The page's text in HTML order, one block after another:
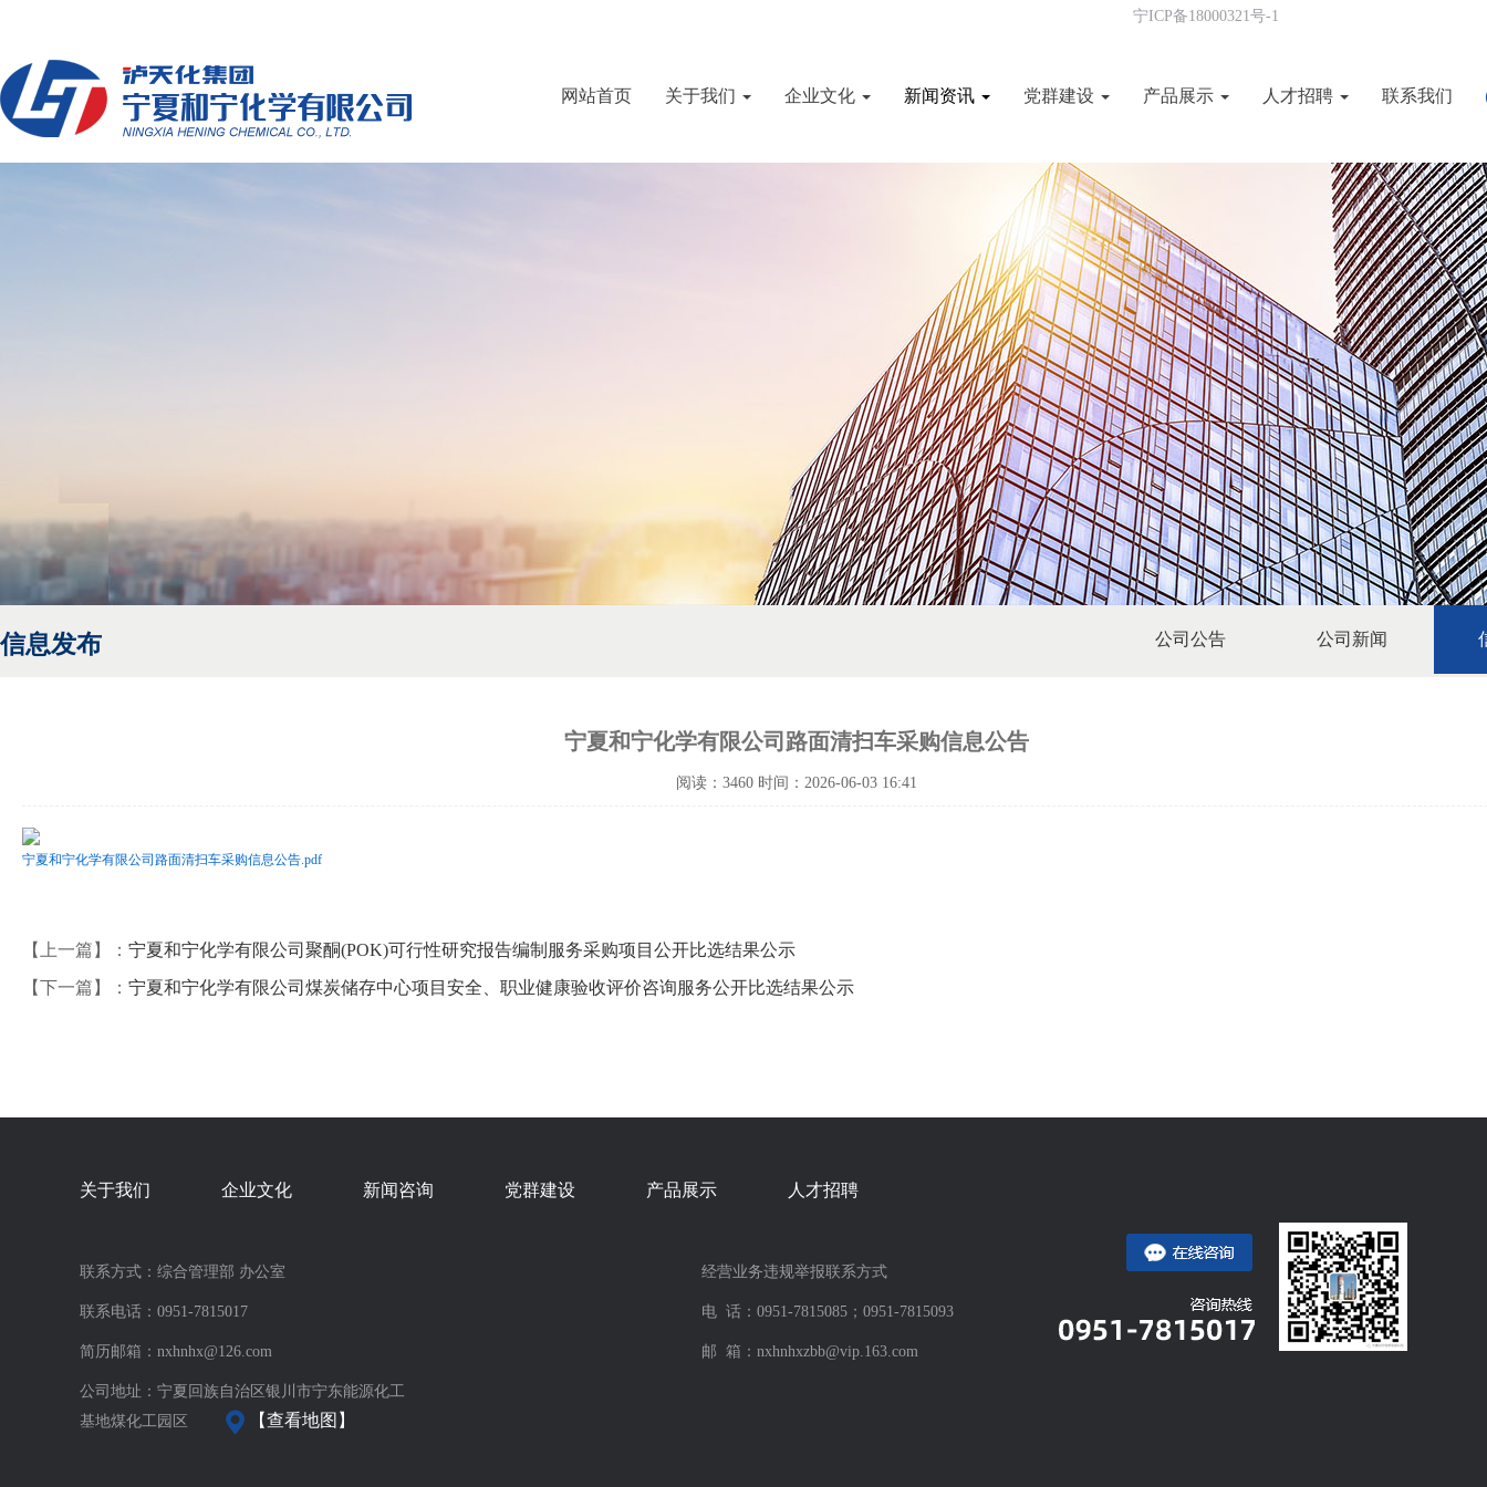
宁ICP备18000321号-1
网站首页 关于我们 企业文化 新闻资讯 党群建设 产品展示 人才招聘 联系我们
信息发布 公司公告 公司新闻
宁夏和宁化学有限公司路面清扫车采购信息公告
阅读：3460 时间：2026-06-03 16:41
宁夏和宁化学有限公司路面清扫车采购信息公告.pdf
【上一篇】： 宁夏和宁化学有限公司聚酮(POK)可行性研究报告编制服务采购项目公开比选结果公示
【下一篇】： 宁夏和宁化学有限公司煤炭储存中心项目安全、职业健康验收评价咨询服务公开比选结果公示
关于我们 企业文化 新闻咨询 党群建设 产品展示 人才招聘
联系方式：综合管理部 办公室
联系电话：0951-7815017
简历邮箱：nxhnhx@126.com
公司地址：宁夏回族自治区银川市宁东能源化工
基地煤化工园区
【查看地图】
经营业务违规举报联系方式
电 话：0951-7815085；0951-7815093
邮 箱：nxhnhxzbb@vip.163.com